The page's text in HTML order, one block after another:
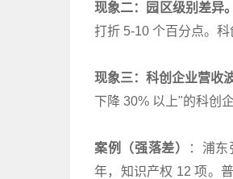
现象二：园区级别差异。
打折 5-10 个百分点。
现象三：科创企业营收波
下降 30% 以上"的科创
案例（强落差）
：浦
年，知识产权 12 项。